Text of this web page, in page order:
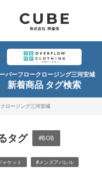
バーフロークロージング三河安城
新着商品 タグ検索
ロージング三河安城
タグ #BOB
ャケット #メンズアパレル